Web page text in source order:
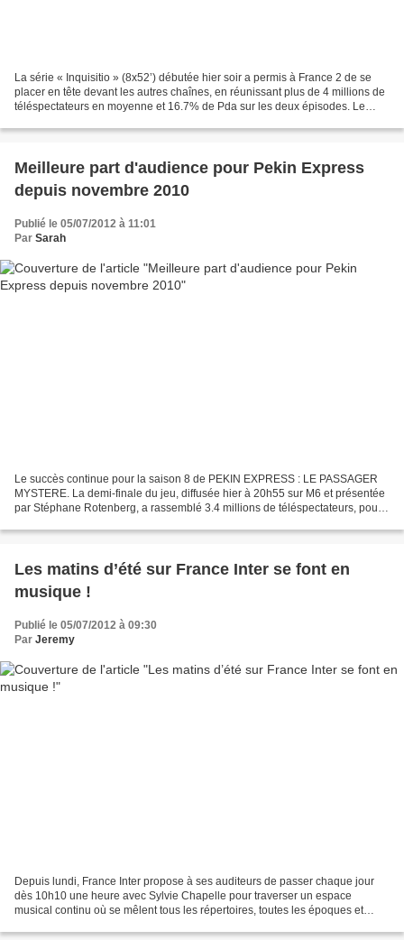
La série « Inquisitio » (8x52’) débutée hier soir a permis à France 2 de se
placer en tête devant les autres chaînes, en réunissant plus de 4 millions de
téléspectateurs en moyenne et 16.7% de Pda sur les deux épisodes. Le
Meilleure part d'audience pour Pekin Express
depuis novembre 2010
Publié le 05/07/2012 à 11:01
Par Sarah
Le succès continue pour la saison 8 de PEKIN EXPRESS : LE PASSAGER
MYSTERE. La demi-finale du jeu, diffusée hier à 20h55 sur M6 et présentée
par Stéphane Rotenberg, a rassemblé 3.4 millions de téléspectateurs, pour
Les matins d’été sur France Inter se font en
musique !
Publié le 05/07/2012 à 09:30
Par Jeremy
Depuis lundi, France Inter propose à ses auditeurs de passer chaque jour
dès 10h10 une heure avec Sylvie Chapelle pour traverser un espace
musical continu où se mêlent tous les répertoires, toutes les époques et